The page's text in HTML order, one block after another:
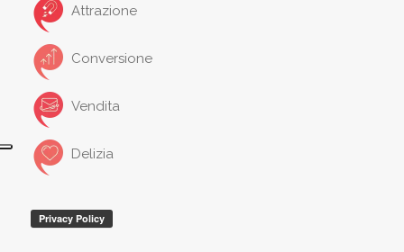
Attrazione
Conversione
Vendita
Delizia